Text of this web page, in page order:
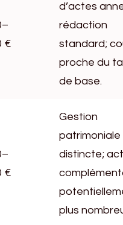
€
d’actes
rédaction
standard;
proche du
de base.
€
Gestion
patrimoniale
distincte;
plus